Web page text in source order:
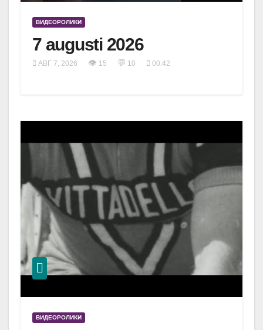
ВИДЕОРОЛИКИ
7 augusti 2026
АВГ 7, 2026 👁 15 💬 10 00:42
ВИДЕОРОЛИКИ